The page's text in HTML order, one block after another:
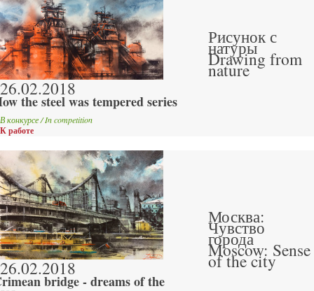
26.02.2018
the steel was tempered series
В конкурсе / In competition
К работе
Рисунок с
натуры
Drawing from
nature
26.02.2018
bridge - dreams of the
Москва:
Чувство
города
Moscow: Sense
of the city